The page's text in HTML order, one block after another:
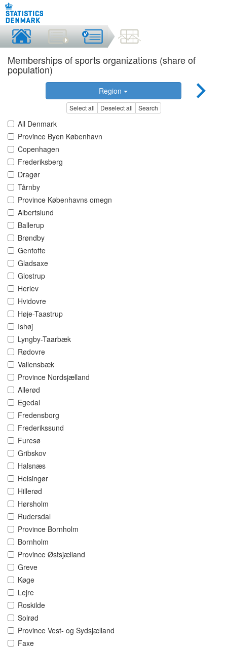
Memberships of sports organizations (share of
population)
Region
Select all Deselect all Search
All Denmark
Province Byen København
Copenhagen
Frederiksberg
Dragør
Tårnby
Province Københavns omegn
Albertslund
Ballerup
Brøndby
Gentofte
Gladsaxe
Glostrup
Herlev
Hvidovre
Høje-Taastrup
Ishøj
Lyngby-Taarbæk
Rødovre
Vallensbæk
Province Nordsjælland
Allerød
Egedal
Fredensborg
Frederikssund
Furesø
Gribskov
Halsnæs
Helsingør
Hillerød
Hørsholm
Rudersdal
Province Bornholm
Bornholm
Province Østsjælland
Greve
Køge
Lejre
Roskilde
Solrød
Province Vest- og Sydsjælland
Faxe